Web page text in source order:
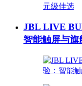
JBL LIVE
智能触屏与